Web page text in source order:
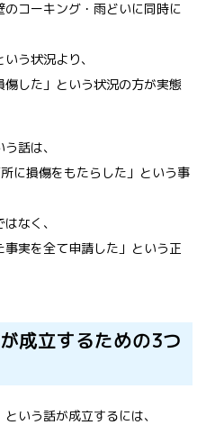
コーキング・雨どいに同時に
う状況より、
傷した」という状況の方が実態
話は、
に損傷をもたらした」という事
なく、
事実を全て申請した」という正
成立するための3つ
いう話が成立するには、